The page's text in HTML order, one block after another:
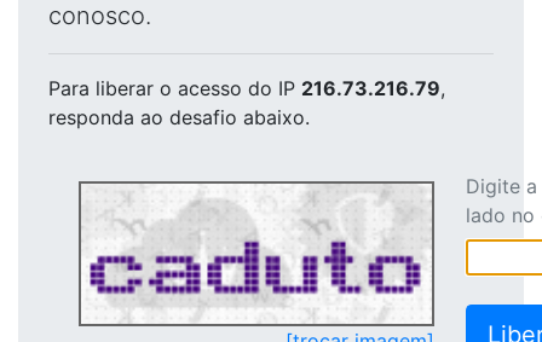
conosco.
Para liberar o acesso do IP 216.73.216.79,
responda ao desafio abaixo.
Digite
lado no